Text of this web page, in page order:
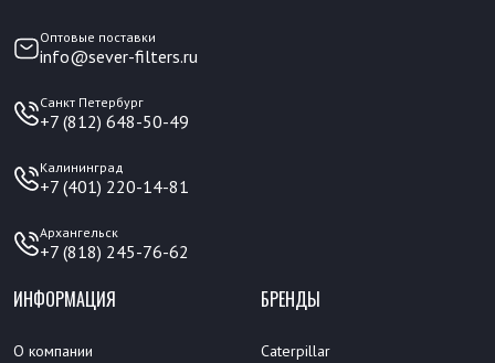
Оптовые поставки
info@sever-filters.ru
Санкт Петербург
+7 (812) 648-50-49
Калининград
+7 (401) 220-14-81
Архангельск
+7 (818) 245-76-62
ИНФОРМАЦИЯ
О компании
БРЕНДЫ
Caterpillar